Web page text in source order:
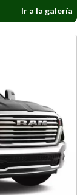
Ir a la galería